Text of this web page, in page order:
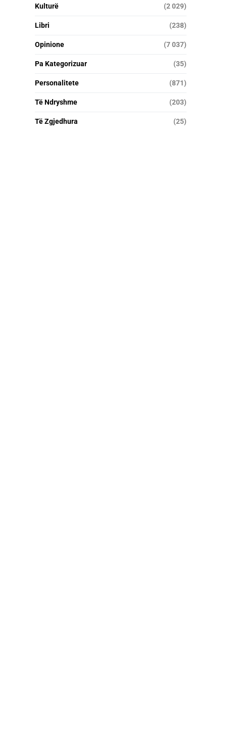
Kulturë (2 029)
Libri (238)
Opinione (7 037)
Pa Kategorizuar (35)
Personalitete (871)
Të Ndryshme (203)
Të Zgjedhura (25)